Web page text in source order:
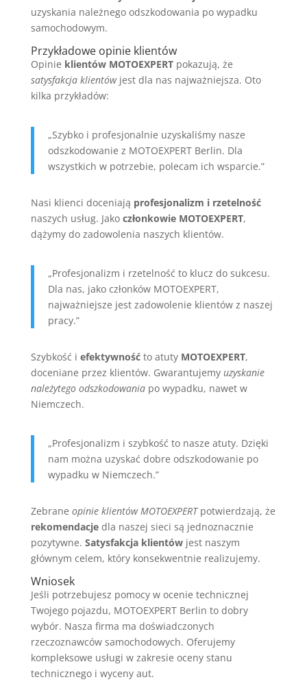
uzyskania należnego odszkodowania po wypadku
samochodowym.
Przykładowe opinie klientów
Opinie klientów MOTOEXPERTpokazują, że
satysfakcja klientówjest dla nas najważniejsza. Oto
kilka przykładów:
„Szybko i profesjonalnie uzyskaliśmy nasze
odszkodowanie z MOTOEXPERT Berlin. Dla
wszystkich w potrzebie, polecam ich wsparcie.”
Nasi klienci doceniają profesjonalizm i rzetelność
naszych usług. Jako członkowie MOTOEXPERT,
dążymy do zadowolenia naszych klientów.
„Profesjonalizm i rzetelność to klucz do sukcesu.
Dla nas, jako członków MOTOEXPERT,
najważniejsze jest zadowolenie klientów z naszej
pracy.”
Szybkość i efektywnośćto atuty MOTOEXPERT,
doceniane przez klientów. Gwarantujemy uzyskanie
należytego odszkodowaniapo wypadku, nawet w
Niemczech.
„Profesjonalizm i szybkość to nasze atuty. Dzięki
nam można uzyskać dobre odszkodowanie po
wypadku w Niemczech.”
Zebrane opinie klientów MOTOEXPERTpotwierdzają, że
rekomendacjedla naszej sieci są jednoznacznie
pozytywne. Satysfakcja klientówjest naszym
głównym celem, który konsekwentnie realizujemy.
Wniosek
Jeśli potrzebujesz pomocy w ocenie technicznej
Twojego pojazdu, MOTOEXPERT Berlin to dobry
wybór. Nasza firma ma doświadczonych
rzeczoznawców samochodowych. Oferujemy
kompleksowe usługi w zakresie oceny stanu
technicznego i wyceny aut.